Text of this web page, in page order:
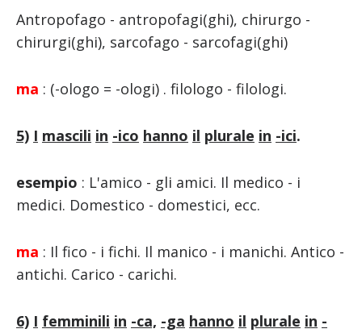
Antropofago - antropofagi(ghi), chirurgo -
chirurgi(ghi), sarcofago - sarcofagi(ghi)
ma : (-ologo = -ologi) . filologo - filologi.
5) I mascili in -ico hanno il plurale in -ici.
esempio : L'amico - gli amici. Il medico - i
medici. Domestico - domestici, ecc.
ma : Il fico - i fichi. Il manico - i manichi. Antico -
antichi. Carico - carichi.
6) I femminili in -ca, -ga hanno il plurale in -